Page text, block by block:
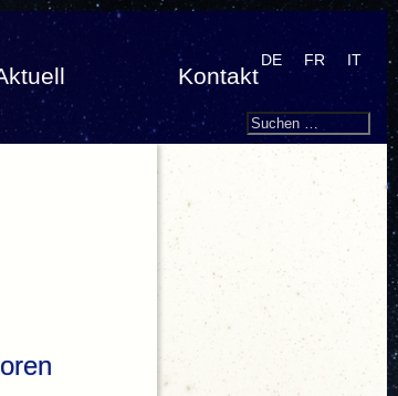
Kontakt
DE FR IT
Search
Suchen